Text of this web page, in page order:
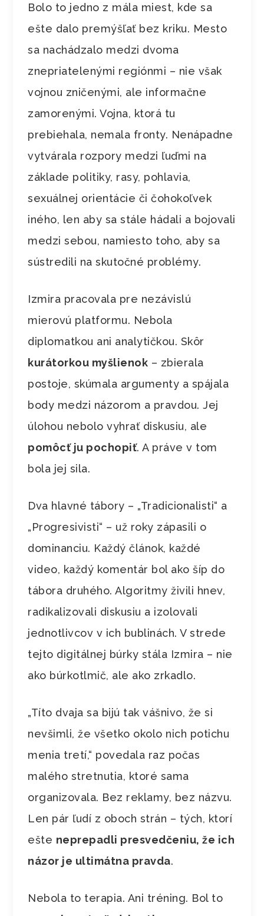
Bolo to jedno z mála miest, kde sa
ešte dalo premýšľať bez kriku. Mesto
sa nachádzalo medzi dvoma
znepriatelenými regiónmi – nie však
vojnou zničenými, ale informačne
zamorenými. Vojna, ktorá tu
prebiehala, nemala fronty. Nenápadne
vytvárala rozpory medzi ľuďmi na
základe politiky, rasy, pohlavia,
sexuálnej orientácie či čohokoľvek
iného, len aby sa stále hádali a bojovali
medzi sebou, namiesto toho, aby sa
sústredili na skutočné problémy.
Izmira pracovala pre nezávislú
mierovú platformu. Nebola
diplomatkou ani analytičkou. Skôr
kurátorkou myšlienok – zbierala
postoje, skúmala argumenty a spájala
body medzi názorom a pravdou. Jej
úlohou nebolo vyhrať diskusiu, ale
pomôcť ju pochopiť. A práve v tom
bola jej sila.
Dva hlavné tábory – „Tradicionalisti“ a
„Progresivisti“ – už roky zápasili o
dominanciu. Každý článok, každé
video, každý komentár bol ako šíp do
tábora druhého. Algoritmy živili hnev,
radikalizovali diskusiu a izolovali
jednotlivcov v ich bublinách. V strede
tejto digitálnej búrky stála Izmira – nie
ako búrkotlmič, ale ako zrkadlo.
„Títo dvaja sa bijú tak vášnivo, že si
nevšimli, že všetko okolo nich potichu
menia tretí,“ povedala raz počas
malého stretnutia, ktoré sama
organizovala. Bez reklamy, bez názvu.
Len pár ľudí z oboch strán – tých, ktorí
ešte neprepadli presvedčeniu, že ich
názor je ultimátna pravda.
Nebola to terapia. Ani tréning. Bol to